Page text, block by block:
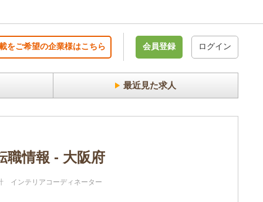
をご希望の企業様はこちら 会員登録 ログイン
最近見た求人
職情報 - 大阪府
インテリアコーディネーター